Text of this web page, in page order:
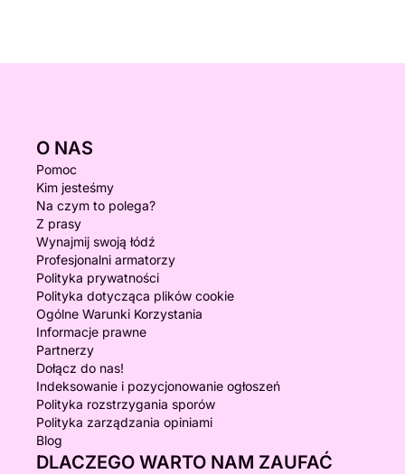
O NAS
Pomoc
Kim jesteśmy
Na czym to polega?
Z prasy
Wynajmij swoją łódź
Profesjonalni armatorzy
Polityka prywatności
Polityka dotycząca plików cookie
Ogólne Warunki Korzystania
Informacje prawne
Partnerzy
Dołącz do nas!
Indeksowanie i pozycjonowanie ogłoszeń
Polityka rozstrzygania sporów
Polityka zarządzania opiniami
Blog
DLACZEGO WARTO NAM ZAUFAĆ